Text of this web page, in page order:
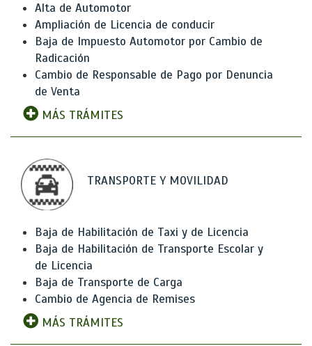
Alta de Automotor
Ampliación de Licencia de conducir
Baja de Impuesto Automotor por Cambio de
Radicación
Cambio de Responsable de Pago por Denuncia
de Venta
MÁS TRÁMITES
TRANSPORTE Y MOVILIDAD
Baja de Habilitación de Taxi y de Licencia
Baja de Habilitación de Transporte Escolar y
de Licencia
Baja de Transporte de Carga
Cambio de Agencia de Remises
MÁS TRÁMITES